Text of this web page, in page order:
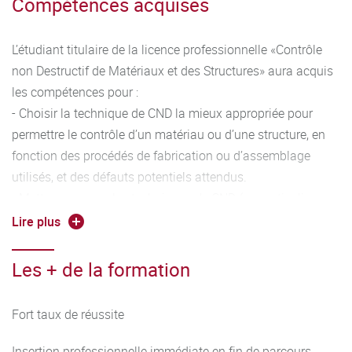
- Comprendre la physico-chimie et le comportement des
- Choisir et mettre en pratique les techniques
(élasticité, dureté, résilience, ...) ou d’analyse de structures
(micrographie, macrographie, Microscopie Electronique, ...)
- Comprendre le fonctionnement de l’instrumentation, des
techniques et technologies utilisées dans les capteurs,
dans le domaine des CND.
L’étudiant titulaire de la licence professionnelle «Contrôle
non Destructif de Matériaux et des Structures» aura acquis
les compétences pour :
- Choisir la technique de CND la mieux appropriée pour
permettre le contrôle d’un matériau ou d’une structure, en
fonction des procédés de fabrication ou d’assemblage
utilisés, et des défauts potentiels attendus.
ressuage, magnétoscopie, ultrason, radiographie et
en vigueur.
conventionnelles de caractérisations des matériaux
Lire plus
Les + de la formation
Fort taux de réussite